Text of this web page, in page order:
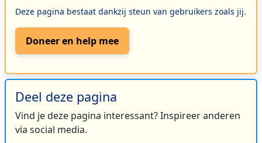
Deze pagina bestaat dankzij steun van gebruikers zoals jij.
Doneer en help mee
Deel deze pagina
Vind je deze pagina interessant? Inspireer anderen
via social media.